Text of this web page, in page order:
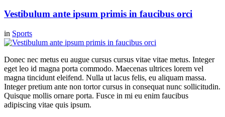
Vestibulum ante ipsum primis in faucibus orci
in Sports
Donec nec metus eu augue cursus cursus vitae vitae metus. Integer
eget leo id magna porta commodo. Maecenas ultrices lorem vel
magna tincidunt eleifend. Nulla ut lacus felis, eu aliquam massa.
Integer pretium ante non tortor cursus in consequat nunc sollicitudin.
Quisque mollis ornare porta. Fusce in mi eu enim faucibus
adipiscing vitae quis ipsum.